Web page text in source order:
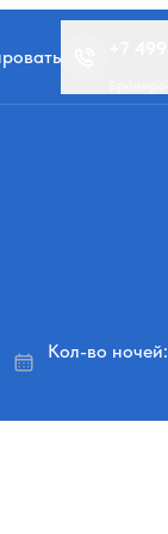
Кол-во ночей: